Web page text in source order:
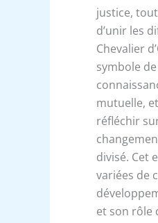
justice,
d’unir les
Chevalier
symbole
mutuelle,
réfléchir
divisé. Cet
variées de
et son rôle